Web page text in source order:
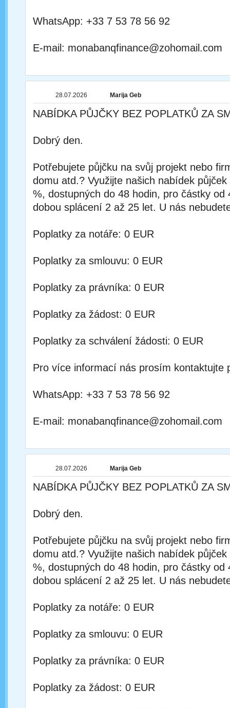
WhatsApp: +33 7 53 78 56 92
E-mail: monabanqfinance@zohomail.com
28.07.2026 Marija Geb
NABÍDKA PŮJČKY BEZ POPLATKŮ ZA
Dobrý den.
Potřebujete půjčku na svůj projekt nebo
domu atd.? Využijte našich nabídek
%, dostupných do 48 hodin, pro částky od
dobou splácení 2 až 25 let. U nás
Poplatky za notáře: 0 EUR
Poplatky za smlouvu: 0 EUR
Poplatky za právníka: 0 EUR
Poplatky za žádost: 0 EUR
Poplatky za schválení žádosti: 0 EUR
Pro více informací nás prosím kontaktujte
WhatsApp: +33 7 53 78 56 92
E-mail: monabanqfinance@zohomail.com
28.07.2026 Marija Geb
NABÍDKA PŮJČKY BEZ POPLATKŮ ZA
Dobrý den.
Potřebujete půjčku na svůj projekt nebo
domu atd.? Využijte našich nabídek
%, dostupných do 48 hodin, pro částky od
dobou splácení 2 až 25 let. U nás
Poplatky za notáře: 0 EUR
Poplatky za smlouvu: 0 EUR
Poplatky za právníka: 0 EUR
Poplatky za žádost: 0 EUR